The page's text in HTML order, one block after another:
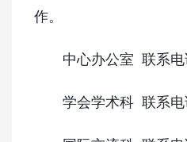
作。
中心办公室 联系
学会学术科 联系